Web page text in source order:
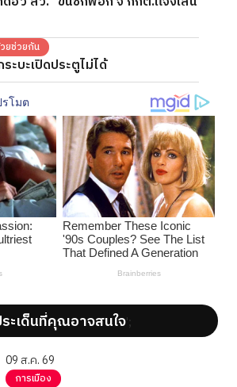
ยช่วยกัน
ะบะเปิดประตูไม่ได้
ะเด็นที่คุณอาจสนใจ';
09 ส.ค. 69
การเมือง